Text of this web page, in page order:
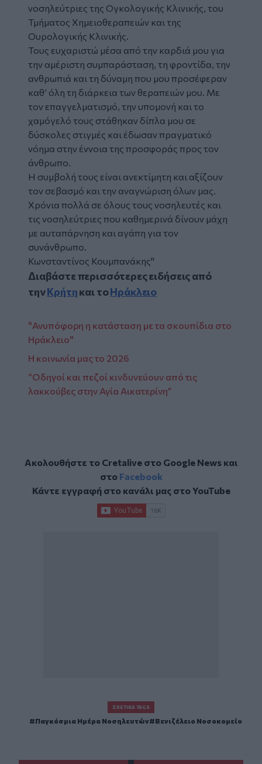
νοσηλεύτριες της Ογκολογικής Κλινικής, του
Τμήματος Χημειοθεραπειών και της
Ουρολογικής Κλινικής.
Τους ευχαριστώ μέσα από την καρδιά μου για
την αμέριστη συμπαράσταση, τη φροντίδα, την
ανθρωπιά και τη δύναμη που μου προσέφεραν
καθ’ όλη τη διάρκεια των θεραπειών μου. Με
τον επαγγελματισμό, την υπομονή και το
χαμόγελό τους στάθηκαν δίπλα μου σε
δύσκολες στιγμές και έδωσαν πραγματικό
νόημα στην έννοια της προσφοράς προς τον
άνθρωπο.
Η συμβολή τους είναι ανεκτίμητη και αξίζουν
τον σεβασμό και την αναγνώριση όλων μας.
Χρόνια πολλά σε όλους τους νοσηλευτές και
τις νοσηλεύτριες που καθημερινά δίνουν μάχη
με αυταπάρνηση και αγάπη για τον
συνάνθρωπο.
Κωνσταντίνος Κουμπανάκης"
Διαβάστε περισσότερες ειδήσεις από
τηνΚρήτηκαι τοΗράκλειο
"Ανυπόφορη η κατάσταση με τα σκουπίδια στο
Ηράκλειο"
Η κοινωνία μας το 2026
“Οδηγοί και πεζοί κινδυνεύουν από τις
λακκούβες στην Αγία Αικατερίνη”
Ακολουθήστε το Cretalive στο Google Newsκαι
στο Facebook
Κάντε εγγραφή στο κανάλι μας στοYouTube
ΣΧΕΤΙΚΆ TAGS
Παγκόσμια Ημέρα Νοσηλευτών Βενιζέλειο Νοσοκομείο